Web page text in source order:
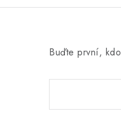
c
n
Buďte první,